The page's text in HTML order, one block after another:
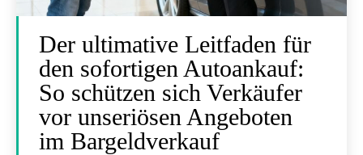
Der ultimative Leitfaden für
den sofortigen Autoankauf:
So schützen sich Verkäufer
vor unseriösen Angeboten
im Bargeldverkauf